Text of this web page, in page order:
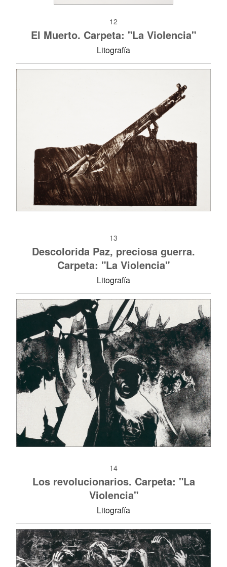
12
El Muerto. Carpeta: "La Violencia"
Litografía
13
Descolorida Paz, preciosa guerra.
Carpeta: "La Violencia"
Litografía
14
Los revolucionarios. Carpeta: "La
Violencia"
Litografía